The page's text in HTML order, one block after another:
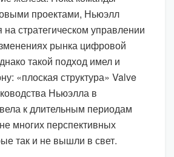
проектами, Ньюэлл
на стратегическом управлении
рынка цифровой
такой подход имел и
«плоская структура» Valve
Ньюэлла в
к длительным периодам
многих перспективных
так и не вышли в свет.